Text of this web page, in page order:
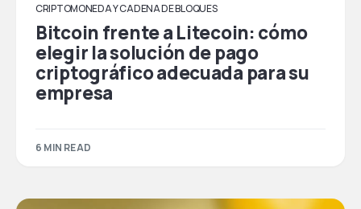
CRIPTOMONEDA Y CADENA DE BLOQUES
Bitcoin frente a Litecoin: cómo
elegir la solución de pago
criptográfico adecuada para su
empresa
6 MIN READ